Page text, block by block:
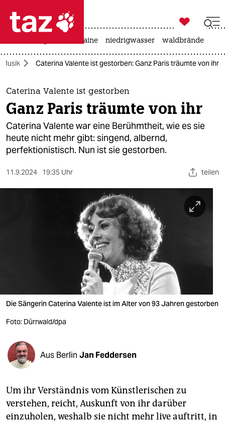
 taz zahl ich
taz zahl ich
themen
politik
öko
gesellschaft
verlag
shop
fragen & hilfe
unterstützen
abo

taz zahl ich
krieg in der ukraine niedrigwasser waldbrände
Musik Caterina Valente ist gestorben: Ganz Paris träumte von ihr
Caterina Valente ist gestorben
Ganz Paris träumte von ihr
Caterina Valente war eine Berühmtheit, wie es sie
heute nicht mehr gibt: singend, albernd,
perfektionistisch. Nun ist sie gestorben.
11.9.2024 19:35 Uhr teilen
Die Sängerin Caterina Valente ist im Alter von 93 Jahren gestorben
Foto: Dürrwald/dpa
Aus Berlin Jan Feddersen
Um ihr Verständnis vom Künstlerischen zu
verstehen, reicht, Auskunft von ihr darüber
einzuholen, weshalb sie nicht mehr live auftritt, in